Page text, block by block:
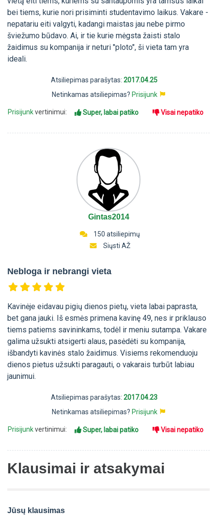
bei tiems, kurie nori prisiminti studentavimo laikus. Vakare -
nepatariu eiti valgyti, kadangi maistas jau nebe pirmo
šviežumo būdavo. Ai, ir tie kurie mėgsta žaisti stalo
žaidimus su kompanija ir neturi "ploto", ši vieta tam yra
ideali.
Atsiliepimas parašytas: 2017.04.25
Netinkamas atsiliepimas? Prisijunk
Prisijunkvertinimui: Super, labai patiko Visai nepatiko
Gintas2014
150 atsiliepimų
Siųsti AŽ
Nebloga ir nebrangi vieta
Kavinėje eidavau pigių dienos pietų, vieta labai paprasta,
bet gana jauki. Iš esmės primena kavinę 49, nes ir priklauso
tiems patiems savininkams, todėl ir meniu sutampa. Vakare
galima užsukti atsigerti alaus, pasėdėti su kompanija,
išbandyti kavinės stalo žaidimus. Visiems rekomenduoju
dienos pietus užsukti paragauti, o vakarais turbūt labiau
jaunimui.
Atsiliepimas parašytas: 2017.04.23
Netinkamas atsiliepimas? Prisijunk
Prisijunkvertinimui: Super, labai patiko Visai nepatiko
Klausimai ir atsakymai
Jūsų klausimas